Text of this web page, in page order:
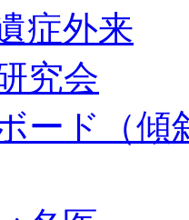
症外来
究会
ード（傾